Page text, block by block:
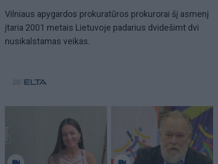
Vilniaus apygardos prokuratūros prokurorai šį asmenį
įtaria 2001 metais Lietuvoje padarius dvidešimt dvi
nusikalstamas veikas.